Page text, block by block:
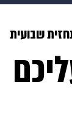
HIX ספורט
מתכונים
שבועית